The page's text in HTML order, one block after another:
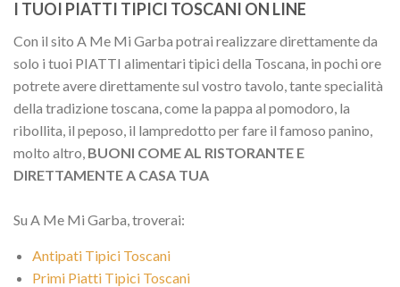
I TUOI PIATTI TIPICI TOSCANI ON LINE
Con il sito A Me Mi Garba potrai realizzare direttamente da
solo i tuoi PIATTI alimentari tipici della Toscana, in pochi ore
potrete avere direttamente sul vostro tavolo, tante specialità
della tradizione toscana, come la pappa al pomodoro, la
ribollita, il peposo, il lampredotto per fare il famoso panino,
molto altro, BUONI COME AL RISTORANTE E
DIRETTAMENTE A CASA TUA
Su A Me Mi Garba, troverai:
Antipati Tipici Toscani
Primi Piatti Tipici Toscani